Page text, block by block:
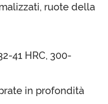
ruote della
41 HRC, 300-
in profondità